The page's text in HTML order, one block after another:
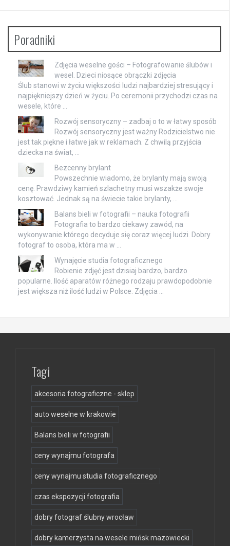
Poradniki
Zdjęcia weselne gości – Fotografowanie ślubów i
wesel. Dzieci niosące obrączki zdjęcia
Ślub stanowi w życiu większości ludzi najbardziej stresujący i
najpiękniejszy dzień w życiu. Po ceremonii przychodzi czas na
wesele, które …
Rozwój sensoryczny – zadbaj o to w łatwy sposób
Rozwój sensoryczny jest ważny Rodzicielstwo nie
jest tak piękne i łatwe jak w reklamach. Z chwilą przyjścia
dziecka na świat, …
Bezcenny brylant
Powszechnie wiadomo, że brylanty mają swoją
cenę. Prawdziwy kamień szlachetny musi wszakże swoje
kosztować. Jednak są na świecie takie brylanty, …
Balans bieli w fotografii – nauka fotografii
Fotografia to bardzo ciekawy zawód, na
wykonywanie którego decyduje się coraz więcej ludzi. Dobry
fotograf to osoba, która ma w …
Wynajęcie studia fotograficznego
Robienie zdjęć jest dzisiaj bardzo, bardzo
popularne. Ilość aparatów różnego rodzaju prawdopodobnie
jest większa niż ilość ludzi w Polsce. Zdjęcia …
Tagi
akcesoria fotograficzne - sklep
auto weselne w krakowie
Balans bieli w fotografii
ceny wynajmu fotografa
ceny wynajmu studia fotograficznego
czas ekspozycji fotografia
dobry fotograf ślubny wrocław
dobry kamerzysta na wesele mińsk mazowiecki